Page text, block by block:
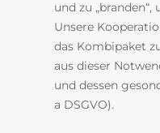
und zu
Unsere
das Kombipaket
aus dieser
und dessen
a DSGVO).